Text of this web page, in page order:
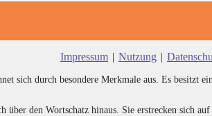
Impressum | Nutzung |
sich durch besondere Merkmale aus. Es besitzt
über den Wortschatz hinaus. Sie erstrecken sich